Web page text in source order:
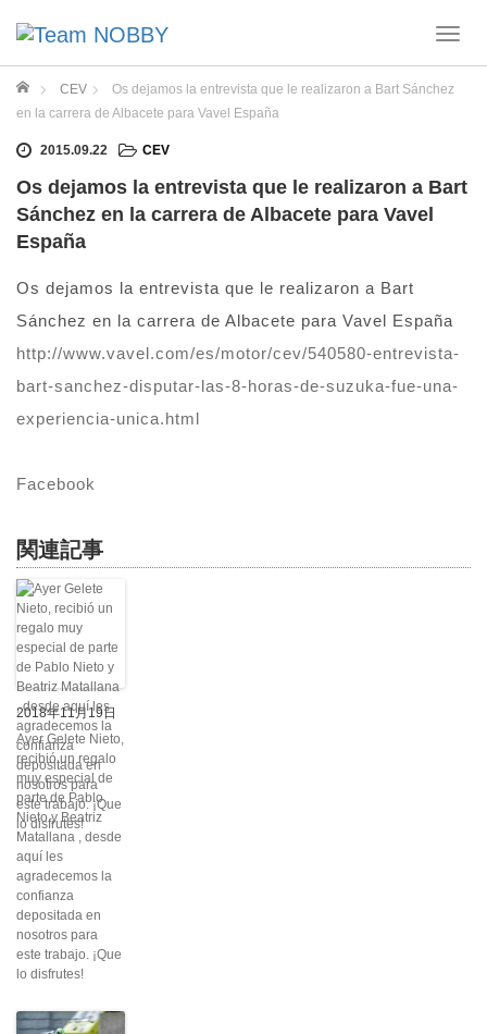
T
g
a
o
n
ホーム CEV
Os dejamos la entrevista que le realizaron a Bart Sánchez
en la carrera de Albacete para Vavel España
2015.09.22 CEV
Os dejamos la entrevista que le realizaron a Bart
Sánchez en la carrera de Albacete para Vavel
España
Os dejamos la entrevista que le realizaron a Bart
Sánchez en la carrera de Albacete para Vavel España
http://www.vavel.com/es/motor/cev/540580-entrevista-
bart-sanchez-disputar-las-8-horas-de-suzuka-fue-una-
experiencia-unica.html
Facebook
関連記事
2018年11月19日
Ayer Gelete Nieto,
recibió un regalo
muy especial de
parte de Pablo
Nieto y Beatriz
Matallana , desde
aquí les
agradecemos la
confianza
depositada en
nosotros para
este trabajo. ¡Que
lo disfrutes!